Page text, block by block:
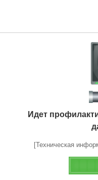
Идет
[Техническая